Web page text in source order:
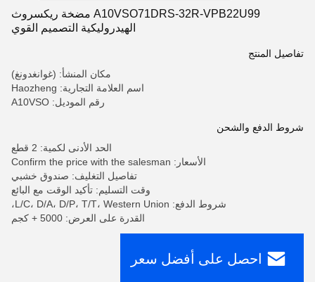
A10VSO71DRS-32R-VPB22U99 مضخة ريكسروث
الهيدروليكية التصميم القوي
تفاصيل المنتج
مكان المنشأ: (غوانغدونغ)
اسم العلامة التجارية: Haozheng
رقم الموديل: A10VSO
شروط الدفع والشحن
الحد الأدنى لكمية: 2 قطع
الأسعار: Confirm the price with the salesman
تفاصيل التغليف: صندوق خشبي
وقت التسليم: تأكيد الوقت مع البائع
شروط الدفع: L/C، D/A، D/P، T/T، Western Union،
القدرة على العرض: 5000 + كجم
احصل على أفضل سعر